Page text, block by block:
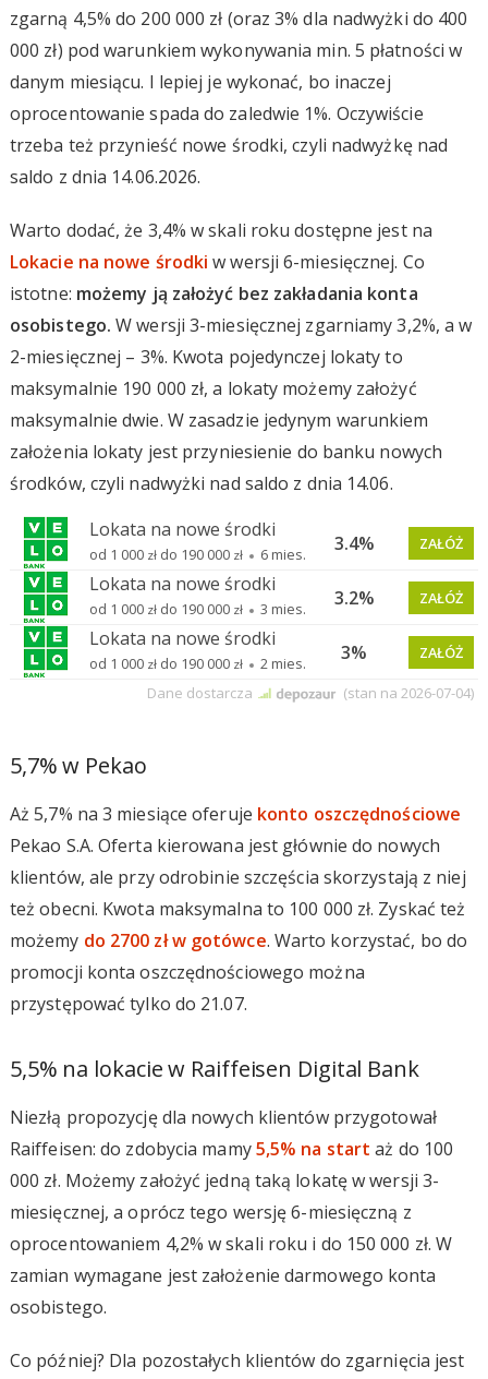
zgarną 4,5% do 200 000 zł (oraz 3% dla nadwyżki do 400
000 zł) pod warunkiem wykonywania min. 5 płatności w
danym miesiącu. I lepiej je wykonać, bo inaczej
oprocentowanie spada do zaledwie 1%. Oczywiście
trzeba też przynieść nowe środki, czyli nadwyżkę nad
saldo z dnia 14.06.2026.
Warto dodać, że 3,4% w skali roku dostępne jest na
Lokacie na nowe środki w wersji 6-miesięcznej. Co
istotne: możemy ją założyć bez zakładania konta
osobistego. W wersji 3-miesięcznej zgarniamy 3,2%, a w
2-miesięcznej – 3%. Kwota pojedynczej lokaty to
maksymalnie 190 000 zł, a lokaty możemy założyć
maksymalnie dwie. W zasadzie jedynym warunkiem
założenia lokaty jest przyniesienie do banku nowych
środków, czyli nadwyżki nad saldo z dnia 14.06.
5,7% w Pekao
Aż 5,7% na 3 miesiące oferuje konto oszczędnościowe
Pekao S.A. Oferta kierowana jest głównie do nowych
klientów, ale przy odrobinie szczęścia skorzystają z niej
też obecni. Kwota maksymalna to 100 000 zł. Zyskać też
możemy do 2700 zł w gotówce. Warto korzystać, bo do
promocji konta oszczędnościowego można
przystępować tylko do 21.07.
5,5% na lokacie w Raiffeisen Digital Bank
Niezłą propozycję dla nowych klientów przygotował
Raiffeisen: do zdobycia mamy5,5% na start aż do 100
000 zł. Możemy założyć jedną taką lokatę w wersji 3-
miesięcznej, a oprócz tego wersję 6-miesięczną z
oprocentowaniem 4,2% w skali roku i do 150 000 zł. W
zamian wymagane jest założenie darmowego konta
osobistego.
Co później? Dla pozostałych klientów do zgarnięcia jest